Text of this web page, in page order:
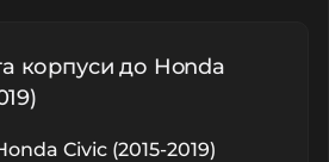
корпуси до Honda
Civic (2015-2019)